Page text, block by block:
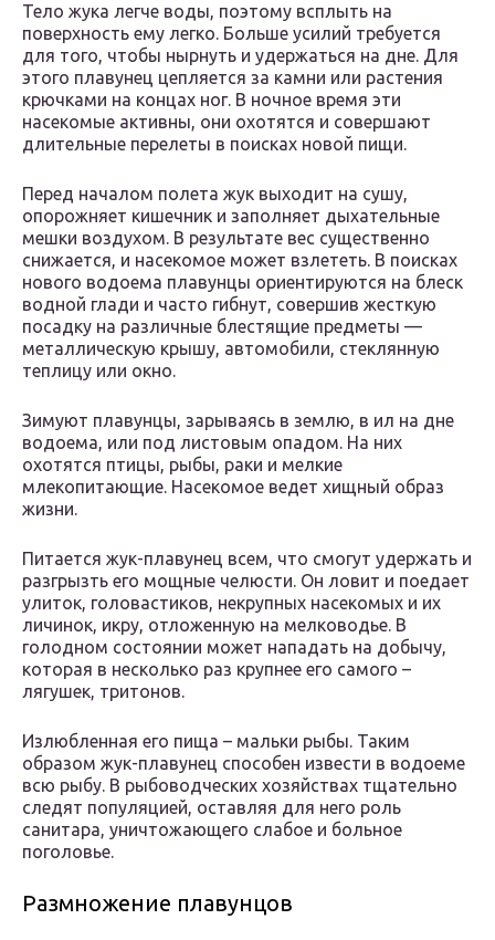
Тело жука легче воды, поэтому всплыть на
поверхность ему легко. Больше усилий требуется
для того, чтобы нырнуть и удержаться на дне. Для
этого плавунец цепляется за камни или растения
крючками на концах ног. В ночное время эти
насекомые активны, они охотятся и совершают
длительные перелеты в поисках новой пищи.
Перед началом полета жук выходит на сушу,
опорожняет кишечник и заполняет дыхательные
мешки воздухом. В результате вес существенно
снижается, и насекомое может взлететь. В поисках
нового водоема плавунцы ориентируются на блеск
водной глади и часто гибнут, совершив жесткую
посадку на различные блестящие предметы —
металлическую крышу, автомобили, стеклянную
теплицу или окно.
Зимуют плавунцы, зарываясь в землю, в ил на дне
водоема, или под листовым опадом. На них
охотятся птицы, рыбы, раки и мелкие
млекопитающие. Насекомое ведет хищный образ
жизни.
Питается жук-плавунец всем, что смогут удержать и
разгрызть его мощные челюсти. Он ловит и поедает
улиток, головастиков, некрупных насекомых и их
личинок, икру, отложенную на мелководье. В
голодном состоянии может нападать на добычу,
которая в несколько раз крупнее его самого –
лягушек, тритонов.
Излюбленная его пища – мальки рыбы. Таким
образом жук-плавунец способен извести в водоеме
всю рыбу. В рыбоводческих хозяйствах тщательно
следят популяцией, оставляя для него роль
санитара, уничтожающего слабое и больное
поголовье.
Размножение плавунцов